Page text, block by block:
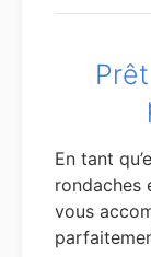
En tant
rondaches
vous